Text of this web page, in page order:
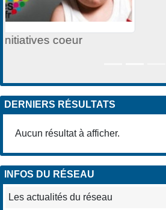
DERNIERS RÉSULTATS
Aucun résultat à afficher.
INFOS DU RÉSEAU
Les actualités du réseau